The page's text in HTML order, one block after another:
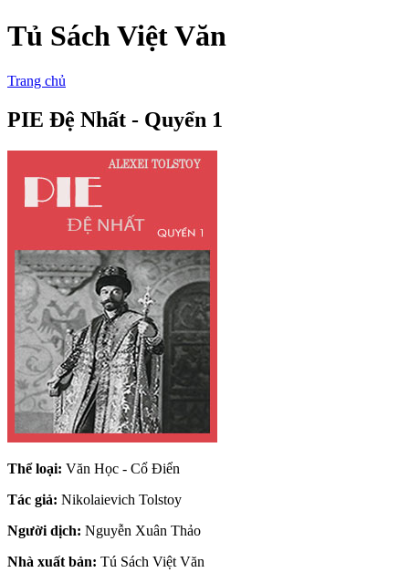
Tủ Sách Việt Văn
Trang chủ
PIE Đệ Nhất - Quyển 1
Thể loại: Văn Học - Cổ Điển
Tác giả: Nikolaievich Tolstoy
Người dịch: Nguyễn Xuân Thảo
Nhà xuất bản: Tú Sách Việt Văn